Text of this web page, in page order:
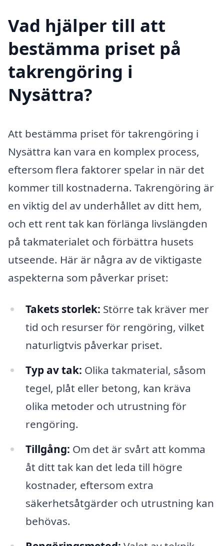
Vad hjälper till att
bestämma priset på
takrengöring i
Nysättra?
Att bestämma priset för takrengöring i
Nysättra kan vara en komplex process,
eftersom flera faktorer spelar in när det
kommer till kostnaderna. Takrengöring är
en viktig del av underhållet av ditt hem,
och ett rent tak kan förlänga livslängden
på takmaterialet och förbättra husets
utseende. Här är några av de viktigaste
aspekterna som påverkar priset:
Takets storlek: Större tak kräver mer
tid och resurser för rengöring, vilket
naturligtvis påverkar priset.
Typ av tak: Olika takmaterial, såsom
tegel, plåt eller betong, kan kräva
olika metoder och utrustning för
rengöring.
Tillgång: Om det är svårt att komma
åt ditt tak kan det leda till högre
kostnader, eftersom extra
säkerhetsåtgärder och utrustning kan
behövas.